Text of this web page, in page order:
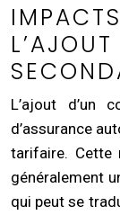
L’ajout d’un
d’assurance
tarifaire. Cette
généralement
qui peut se